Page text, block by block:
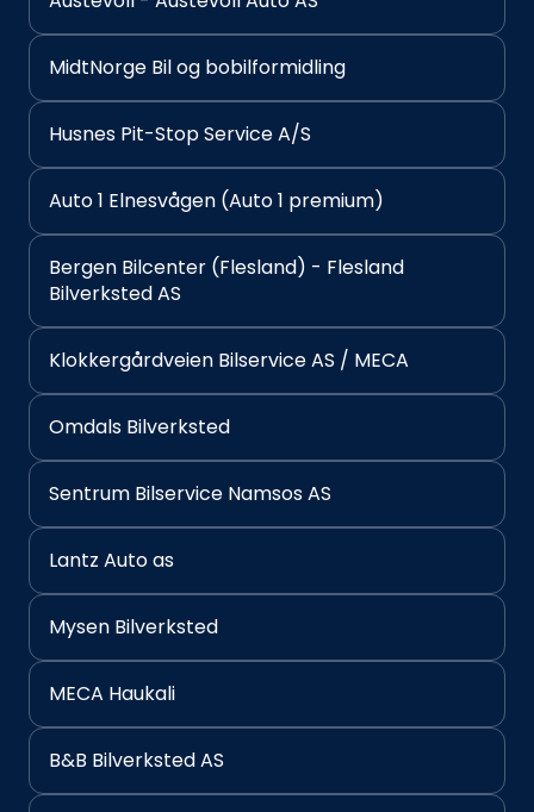
MidtNorge Bil og bobilformidling
Husnes Pit-Stop Service A/S
Auto 1 Elnesvågen (Auto 1 premium)
Bergen Bilcenter (Flesland) - Flesland
Bilverksted AS
Klokkergårdveien Bilservice AS / MECA
Omdals Bilverksted
Sentrum Bilservice Namsos AS
Lantz Auto as
Mysen Bilverksted
MECA Haukali
B&B Bilverksted AS